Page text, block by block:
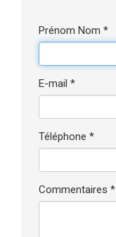
Prénom Nom *
E-mail *
Téléphone *
Commentaires *